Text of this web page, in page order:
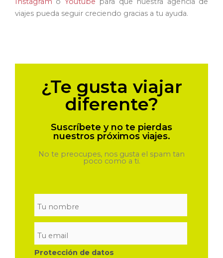
viajes pueda seguir creciendo gracias a tu ayuda.
¿Te gusta viajar
diferente?
Suscríbete y no te pierdas
nuestros próximos viajes.
No te preocupes, nos gusta el spam tan
poco como a ti.
Protección de datos